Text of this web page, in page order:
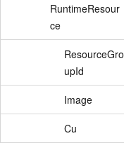
RuntimeResour
ce
ResourceGro
upId
Image
Cu